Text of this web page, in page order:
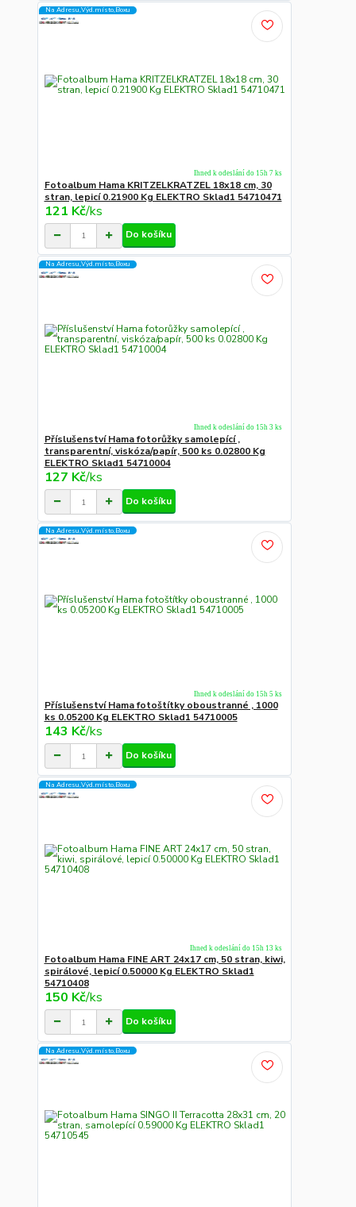
Na Adresu,Výd.místo,Boxu
Fotoalbum Hama KRITZELKRATZEL 18x18 cm, 30
stran, lepicí 0.21900 Kg ELEKTRO Sklad1 54710471
121 Kč/ks
Ihned k odeslání do 15h 7 ks
Do košíku
Na Adresu,Výd.místo,Boxu
Příslušenství Hama fotorůžky samolepící ,
transparentní, viskóza/papír, 500 ks 0.02800 Kg
ELEKTRO Sklad1 54710004
127 Kč/ks
Ihned k odeslání do 15h 3 ks
Do košíku
Na Adresu,Výd.místo,Boxu
Příslušenství Hama fotoštítky oboustranné , 1000
ks 0.05200 Kg ELEKTRO Sklad1 54710005
143 Kč/ks
Ihned k odeslání do 15h 5 ks
Do košíku
Na Adresu,Výd.místo,Boxu
Fotoalbum Hama FINE ART 24x17 cm, 50 stran, kiwi,
spirálové, lepicí 0.50000 Kg ELEKTRO Sklad1
54710408
150 Kč/ks
Ihned k odeslání do 15h 13 ks
Do košíku
Na Adresu,Výd.místo,Boxu